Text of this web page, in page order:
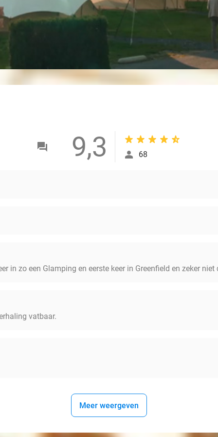
9,3 68
in zo een Glamping en eerste keer in Greenfield en zeker niet
vatbaar.
Meer weergeven